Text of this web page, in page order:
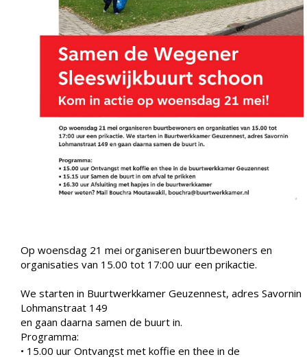
Op woensdag 21 mei organiseren buurtbewoners en
organisaties van 15.00 tot 17:00 uur een prikactie.
We starten in Buurtwerkkamer Geuzennest, adres Savornin
Lohmanstraat 149
en gaan daarna samen de buurt in.
Programma:
• 15.00 uur Ontvangst met koffie en thee in de